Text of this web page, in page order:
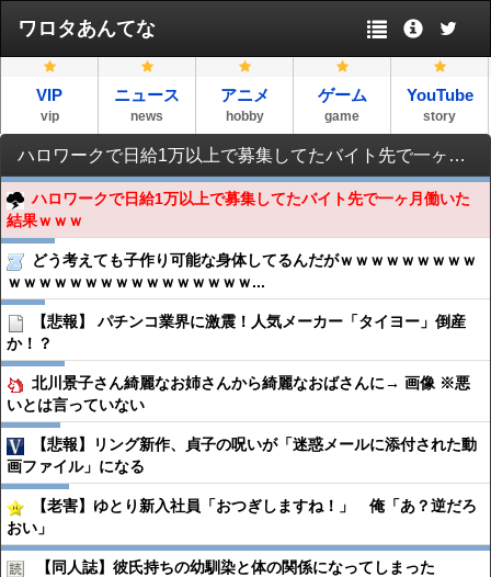
ワロタあんてな
VIP
vip
ニュース
news
アニメ
hobby
ゲーム
game
YouTube
story
ハロワークで日給1万以上で募集してたバイト先で一ヶ月働いた結果ｗｗｗ
ハロワークで日給1万以上で募集してたバイト先で一ヶ月働いた
結果ｗｗｗ
どう考えても子作り可能な身体してるんだがｗｗｗｗｗｗｗｗｗ
ｗｗｗｗｗｗｗｗｗｗｗｗｗｗｗｗ...
【悲報】 パチンコ業界に激震！人気メーカー「タイヨー」倒産
か！？
北川景子さん綺麗なお姉さんから綺麗なおばさんに→ 画像 ※悪
いとは言っていない
【悲報】リング新作、貞子の呪いが「迷惑メールに添付された動
画ファイル」になる
【老害】ゆとり新入社員「おつぎしますね！」 俺「あ？逆だろ
おい」
【同人誌】彼氏持ちの幼馴染と体の関係になってしまった